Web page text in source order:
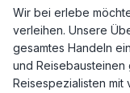
Wir bei erlebe
verleihen. Unsere
gesamtes Handeln
und
Reisespezialisten mit